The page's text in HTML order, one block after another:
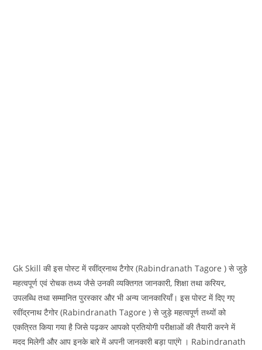
Gk Skill की इस पोस्ट में रवींद्रनाथ टैगोर (Rabindranath Tagore ) से जुड़े
महत्वपूर्ण एवं रोचक तथ्य जैसे उनकी व्यक्तिगत जानकारी, शिक्षा तथा करियर,
उपलब्धि तथा सम्मानित पुरस्कार और भी अन्य जानकारियाँ। इस पोस्ट में दिए गए
रवींद्रनाथ टैगोर (Rabindranath Tagore ) से जुड़े महत्वपूर्ण तथ्यों को
एकत्रित किया गया है जिसे पढ़कर आपको प्रतियोगी परीक्षाओं की तैयारी करने में
मदद मिलेगी और आप इनके बारे में अपनी जानकारी बड़ा पाएंगे । Rabindranath